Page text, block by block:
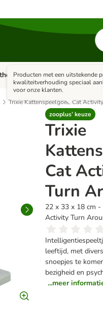
menu: KatOpenKleine
Trixie Kattenspeelgoed Cat
zooplus’ keuze
Producten met een uitstekende
kwaliteitverhouding speciaal
voor onze klanten.
Trixie
Cat
Turn
22 x 33 x 18 cm -
Activity Turn
leeftijd, met
snoepjes te
bezigheid en
...meer